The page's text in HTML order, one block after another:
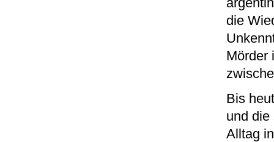
die
Mörder
Bis
und die
Alltag